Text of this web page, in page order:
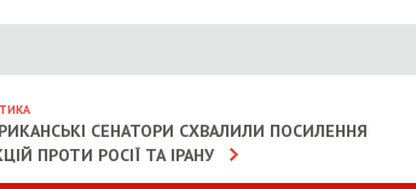
СЕНАТОРИ СХВАЛИЛИ ПОСИЛЕННЯ
ПРОТИ РОСІЇ ТА ІРАНУ